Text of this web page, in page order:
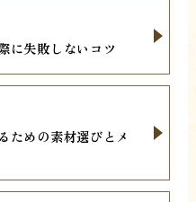
に失敗しないコツ
ための素材選びとメ